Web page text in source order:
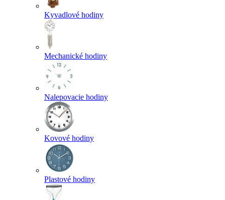
Kyvadlové hodiny
Mechanické hodiny
Nalepovacie hodiny
Kovové hodiny
Plastové hodiny